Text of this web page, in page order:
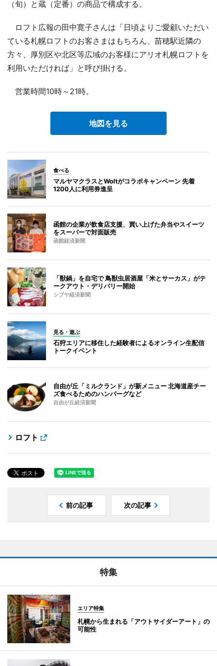
（旬）と蔵（定番）の商品で構成する。
ロフト広報の田中寛子さんは「日頃よりご愛顧いただい
ている札幌ロフトのお客さまはもちろん、苗穂駅近隣の
方々、厚別区や北区等広域のお客様にアリオ札幌ロフトを
利用いただければ」と呼び掛ける。
営業時間10時～21時。
地図を見る
食べる
マルヤマクラスとWoltがコラボキャンペーン 先着
1200人に利用券進呈
函館の企業が飲食店支援、買い上げた弁当やスイーツ
をスーパーで対面販売
函館経済新聞
「獣鍋」を自宅で 鳥獣虫居酒屋「米とサーカス」がテ
ークアウト・デリバリー開始
シブヤ経済新聞
見る・遊ぶ
石狩エリアに移住した経験者によるオンライン生配信
トークイベント
自由が丘「ミルクランド」が新メニュー 北海道産チー
ズ食べるためのハンバーグなど
自由が丘経済新聞
ロフト
前の記事 次の記事
特集
エリア特集
札幌から生まれる「アウトサイダーアート」の
可能性